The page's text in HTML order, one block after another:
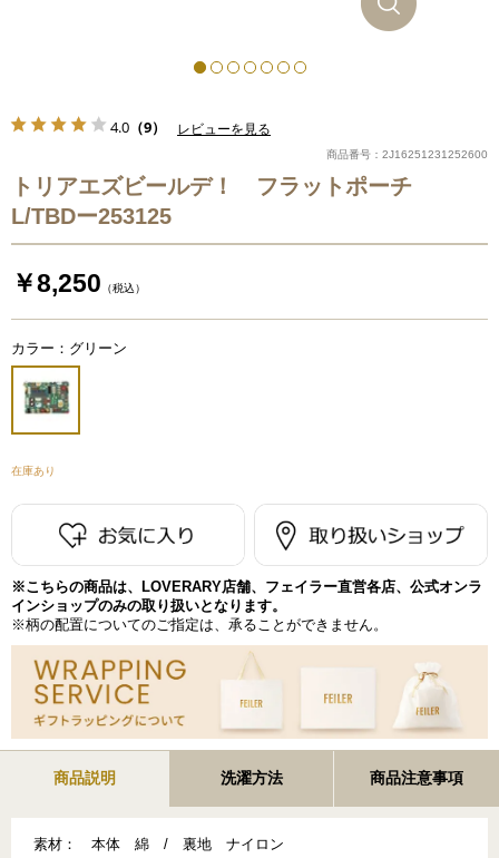
4.0 （9） レビューを見る
商品番号：2J16251231252600
トリアエズビールデ！ フラットポーチ
L/TBDー253125
￥8,250 （税込）
カラー：グリーン
在庫あり
※こちらの商品は、LOVERARY店舗、フェイラー直営各店、公式オンラ
インショップのみの取り扱いとなります。
※柄の配置についてのご指定は、承ることができません。
商品説明 洗濯方法 商品注意事項
素材：
本体 綿 / 裏地 ナイロン